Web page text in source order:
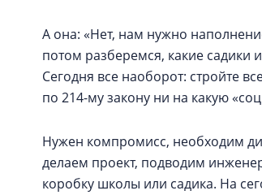
А она: «Нет, нам нужно
потом разберемся, какие садики
Сегодня все наоборот: стройте
по 214-му закону ни на какую
Нужен компромисс, необходим
делаем проект, подводим
коробку школы или садика. На